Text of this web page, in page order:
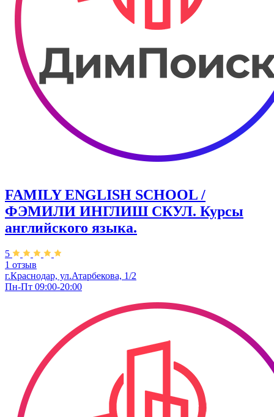
FAMILY ENGLISH SCHOOL /
ФЭМИЛИ ИНГЛИШ СКУЛ. Курсы
английского языка.
5
1 отзыв
г.Краснодар, ул.Атарбекова, 1/2
Пн-Пт 09:00-20:00